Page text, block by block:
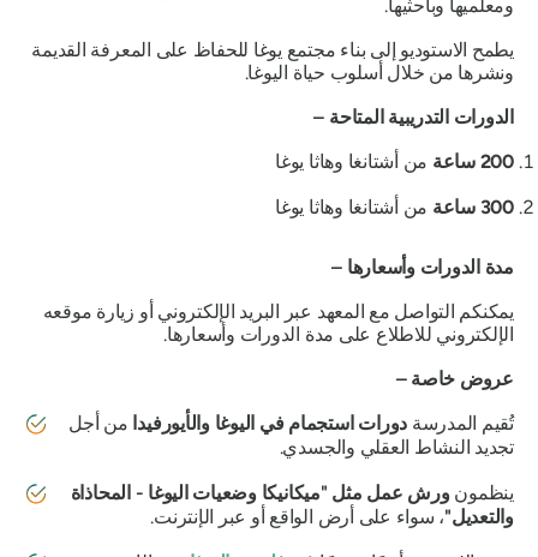
ومعلميها وباحثيها.
يطمح الاستوديو إلى بناء مجتمع يوغا للحفاظ على المعرفة القديمة
ونشرها من خلال أسلوب حياة اليوغا.
الدورات التدريبية المتاحة –
200 ساعة
من أشتانغا وهاثا يوغا
300 ساعة
من أشتانغا وهاثا يوغا
مدة الدورات وأسعارها –
يمكنكم التواصل مع المعهد عبر البريد الإلكتروني أو زيارة موقعه
الإلكتروني للاطلاع على مدة الدورات وأسعارها.
عروض خاصة –
تُقيم المدرسةدورات استجمام في اليوغا والأيورفيدامن أجل
تجديد النشاط العقلي والجسدي.
ينظمونورش عمل مثل "ميكانيكا وضعيات اليوغا - المحاذاة
والتعديل"، سواء على أرض الواقع أو عبر الإنترنت.